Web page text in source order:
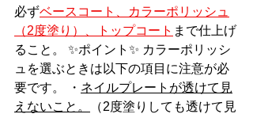
必ずベースコート、カラーポリッシュ
（2度塗り）、トップコート まで仕上げ
ること。 ✨ポイント✨ カラーポリッシ
ュを選ぶときは以下の項目に注意が必
要です。 ・ ネイルプレートが透けて見
えないこと。
（2度塗りしても透けて見